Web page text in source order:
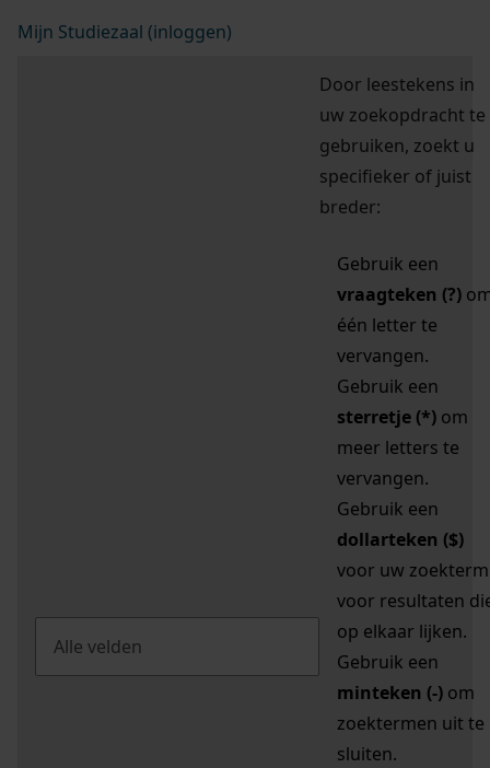
Mijn Studiezaal (inloggen)
Door leestekens in
uw zoekopdracht te
gebruiken, zoekt u
specifieker of juist
breder:
Gebruik een
vraagteken (?)
één letter te
vervangen.
Gebruik een
sterretje (*) om
meer letters te
vervangen.
Gebruik een
dollarteken ($)
voor uw zoekterm
voor resultaten
op elkaar lijken.
Gebruik een
minteken (-) om
zoektermen uit te
sluiten.